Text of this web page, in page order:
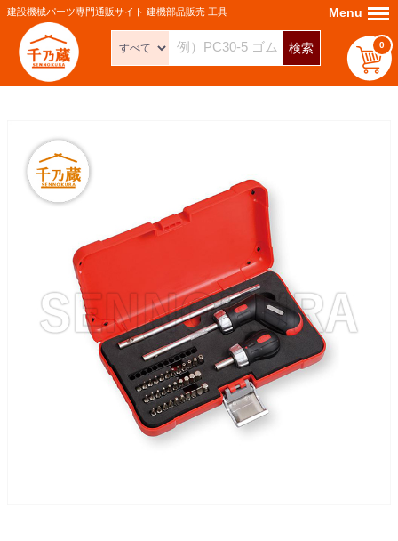
建設機械パーツ専門通販サイト 建機部品販売 工具
検索 0
Menu Menu